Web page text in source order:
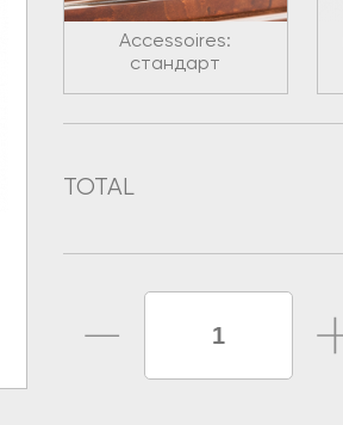
Accessoires:
стандарт
TOTAL